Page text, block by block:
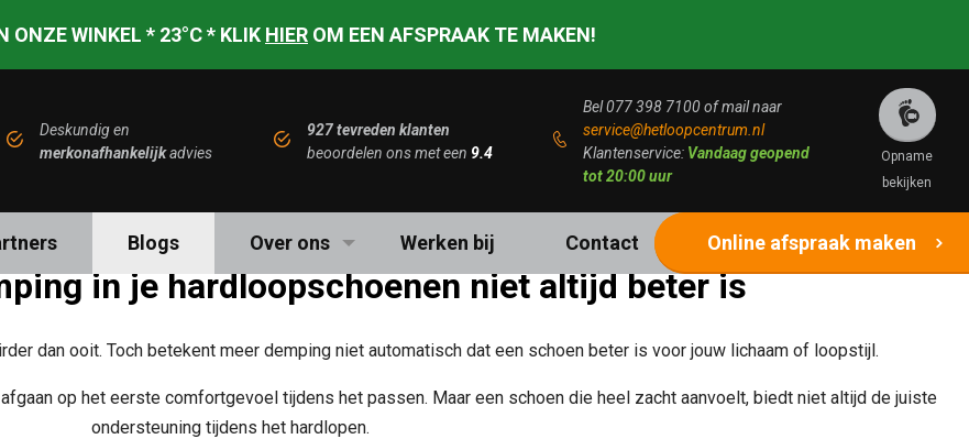
ONZE WINKEL * 23°C * KLIK HIER OM EEN AFSPRAAK TE MAKEN!
Deskundig en
merkonafhankelijkadvies
927 tevreden klanten
beoordelen ons met een 9.4
Kies uit degrootste collectie
van Nederland
blessurevrij op
juiste schoenen
Bel077 398 7100of mail naar
service@hetloopcentrum.nl
Klantenservice: Vandaag geopend
tot 20:00 uur
Opname
bekijken
Blogs Over ons Werken bij Contact Online afspraak maken
demping in hardloopschoenen
in je hardloopschoenen niet altijd beter is
dan ooit. Toch betekent meer demping niet automatisch dat een schoen beter is voor jouw lichaam of loopstijl.
op het eerste comfortgevoel tijdens het passen. Maar een schoen die heel zacht aanvoelt, biedt niet altijd de juiste
ondersteuning tijdens het hardlopen.